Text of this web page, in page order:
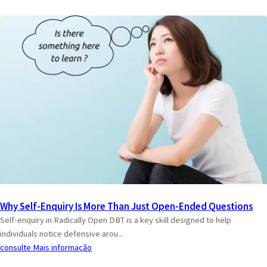
Why Self-Enquiry Is More Than Just Open-Ended Questions
Self-enquiry in Radically Open DBT is a key skill designed to help
individuals notice defensive arou...
consulte Mais informação